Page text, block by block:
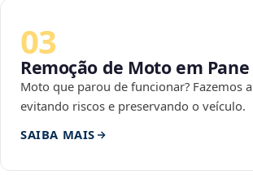
03
Remoção de Moto em Pane
Moto que parou de funcionar? Fazemos
evitando riscos e preservando o veículo.
SAIBA MAIS